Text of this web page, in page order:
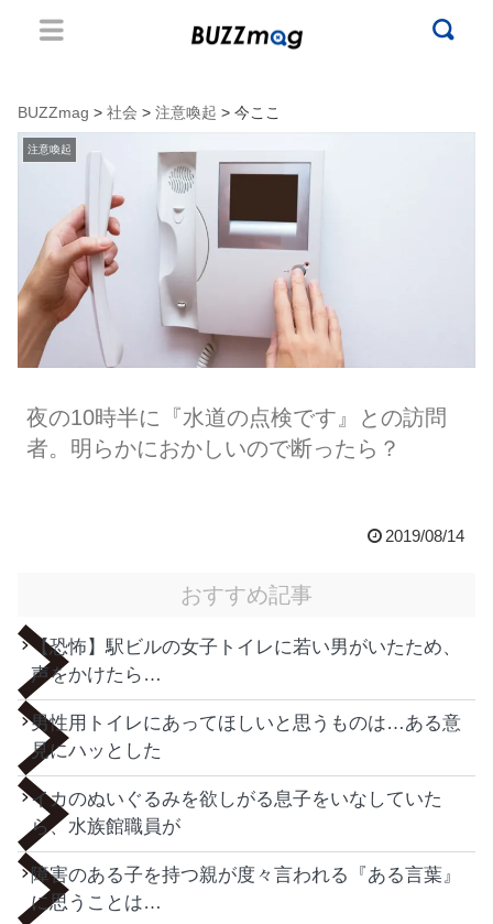
BUZZmag > 社会 > 注意喚起 > 今ここ
注意喚起
夜の10時半に『水道の点検です』との訪問
者。明らかにおかしいので断ったら？
2019/08/14
おすすめ記事
【恐怖】駅ビルの女子トイレに若い男がいたため、
声をかけたら…
男性用トイレにあってほしいと思うものは…ある意
見にハッとした
イカのぬいぐるみを欲しがる息子をいなしていた
ら、水族館職員が
障害のある子を持つ親が度々言われる『ある言葉』
に思うことは…